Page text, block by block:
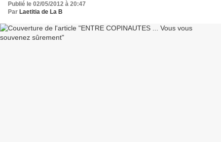
Publié le 02/05/2012 à 20:47
Par Laetitia de La B